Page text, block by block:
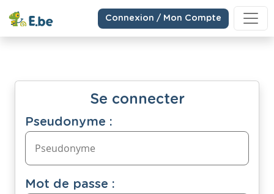
Connexion / Mon Compte
Se connecter
Pseudonyme :
Mot de passe :